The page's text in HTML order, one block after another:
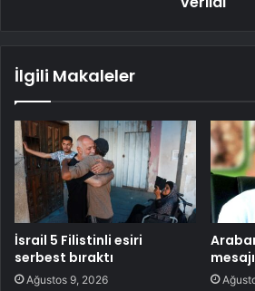
İlgili Makaleler
İsrail 5 Filistinli esiri
serbest bıraktı
Ağustos 9, 2026
mesajı